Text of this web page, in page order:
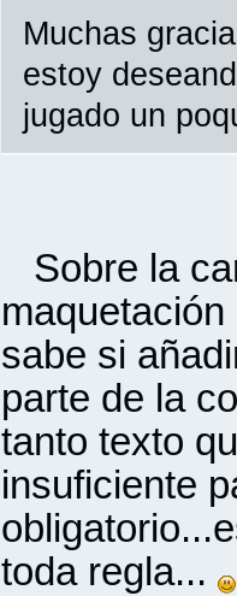
Muchas
estoy
jugado un
Sobre la
sabe si
parte de la
tanto texto
insuficiente
toda regla...